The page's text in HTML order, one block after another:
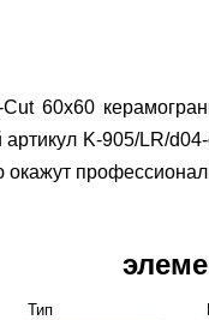
60x60
K-905/LR/
Тип